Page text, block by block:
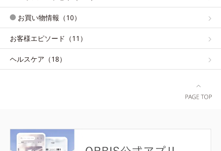
お買い物情報（10）
お客様エピソード（11）
ヘルスケア（18）